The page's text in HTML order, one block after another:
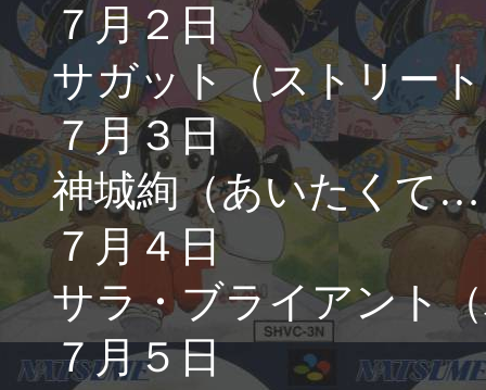
７月２日
サガット（ストリー
７月３日
神城絢（あいたくて
７月４日
サラ・ブライアント
７月５日